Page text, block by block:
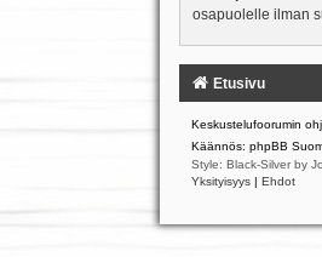
osapuolelle ilman
Etusivu
Keskustelufoorumin
Käännös: phpBB
Style: Black-Silver by
Yksityisyys | Ehdot